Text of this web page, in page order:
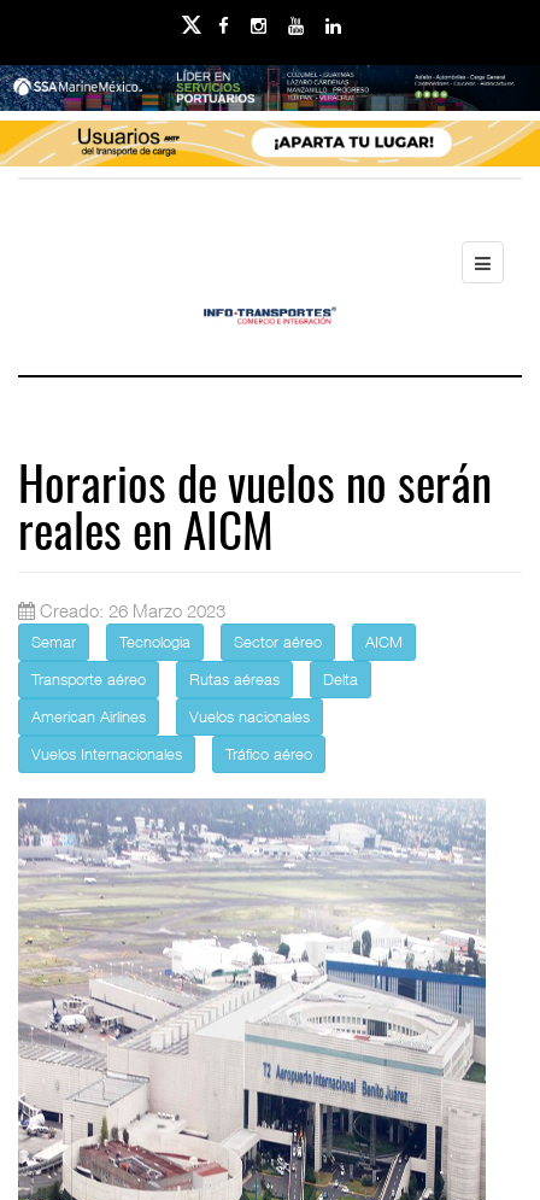
Horarios de vuelos no serán
reales en AICM
Creado: 26 Marzo 2023
Semar Tecnologia Sector aéreo
AICM
Transporte aéreo
Rutas aéreas
Delta
American Airlines
Vuelos nacionales
Vuelos Internacionales
Tráfico aéreo